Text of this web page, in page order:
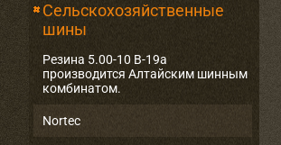
Сельскохозяйственные
шины
Резина 5.00-10 В-19а
производится Алтайским шинным
комбинатом.
Nortec